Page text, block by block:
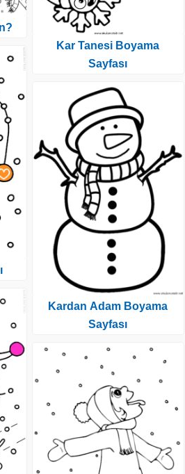
Kar Tanesi Boyama
Sayfası
Kardan Adam Boyama
Sayfası